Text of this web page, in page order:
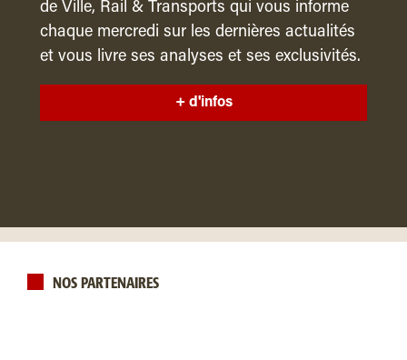
de Ville, Rail & Transports qui vous informe
chaque mercredi sur les dernières actualités
et vous livre ses analyses et ses exclusivités.
+ d'infos
NOS PARTENAIRES